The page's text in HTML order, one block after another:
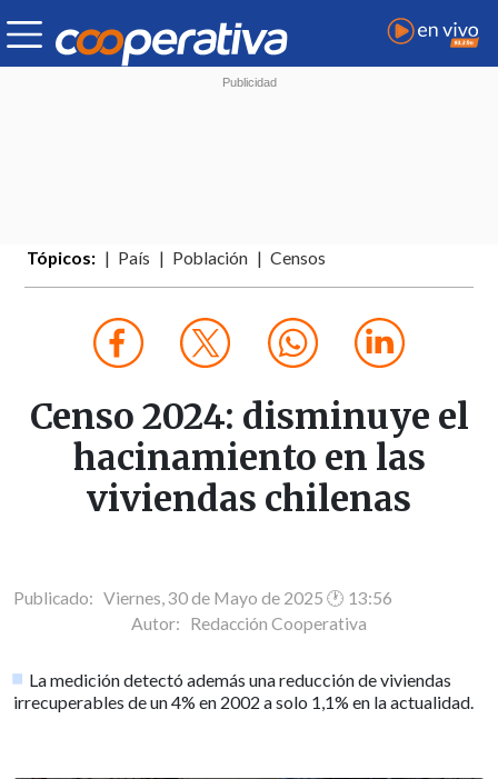
Tópicos: País Población Censos
Censo 2024: disminuye el
hacinamiento en las
viviendas chilenas
Publicado: Viernes, 30 de Mayo de 2025 🕐 13:56
Autor: Redacción Cooperativa
La medición detectó además una reducción de viviendas
irrecuperables de un 4% en 2002 a solo 1,1% en la actualidad.